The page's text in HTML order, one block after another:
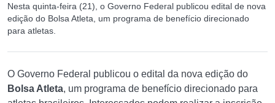
Nesta quinta-feira (21), o Governo Federal publicou edital de nova
edição do Bolsa Atleta, um programa de benefício direcionado
para atletas.
O Governo Federal publicou o edital da nova edição do
Bolsa Atleta, um programa de benefício direcionado para